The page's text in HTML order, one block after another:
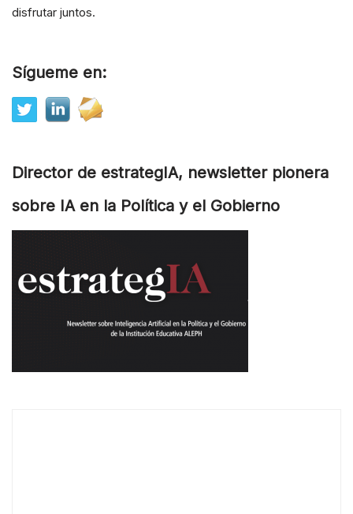
disfrutar juntos.
Sígueme en:
Director de estrategIA, newsletter pionera
sobre IA en la Política y el Gobierno